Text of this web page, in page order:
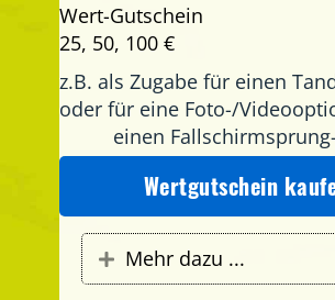
Wert-Gutschein
25, 50, 100 €
z.B. als Zugabe für einen
oder für eine Foto-/
einen
Wertgutschein
Expand
Mehr dazu ...